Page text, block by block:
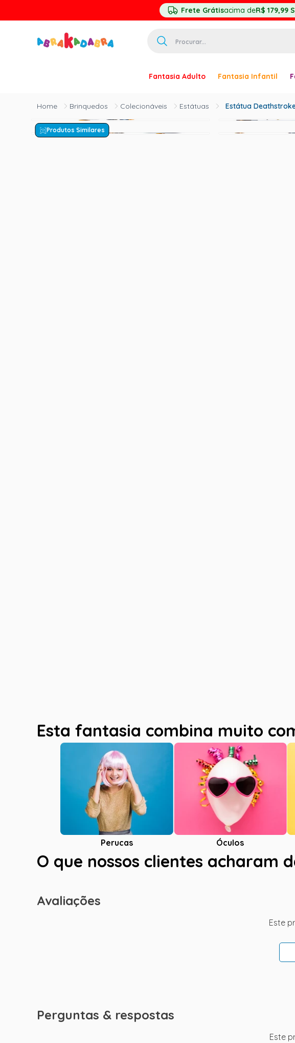
Frete Grátisacima deR$ 179,99
Fantasia Adulto Fantasia Infantil
Brinquedos Colecionáveis Estátuas Estátua
Produtos Similares
Esta fantasia combina muito
Perucas Óculos
O que nossos clientes acharam
Avaliações
Este
Perguntas & respostas
Este
princesa